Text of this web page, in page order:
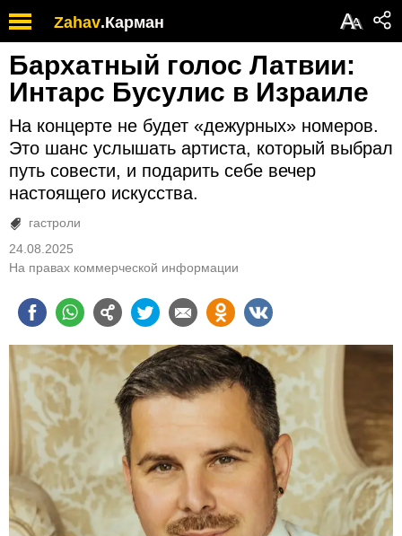
Zahav.Карман АА
Бархатный голос Латвии:
Интарс Бусулис в Израиле
На концерте не будет «дежурных» номеров.
Это шанс услышать артиста, который выбрал
путь совести, и подарить себе вечер
настоящего искусства.
гастроли
24.08.2025
На правах коммерческой информации